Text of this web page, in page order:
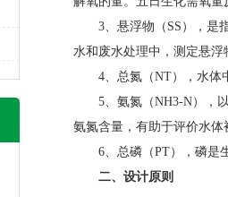
3、悬浮物（ SS ），是
水和废水处理中，测定悬
4、总氮（NT），水体
5、氨氮（NH3-N），
氨氮含量，有助于评价水体
6、总磷（PT），磷是
二、 设计原则